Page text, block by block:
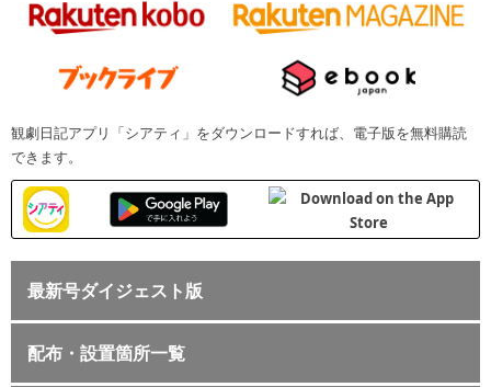
観劇日記アプリ「シアティ」をダウンロードすれば、電子版を無料購読
できます。
最新号ダイジェスト版
配布・設置箇所一覧